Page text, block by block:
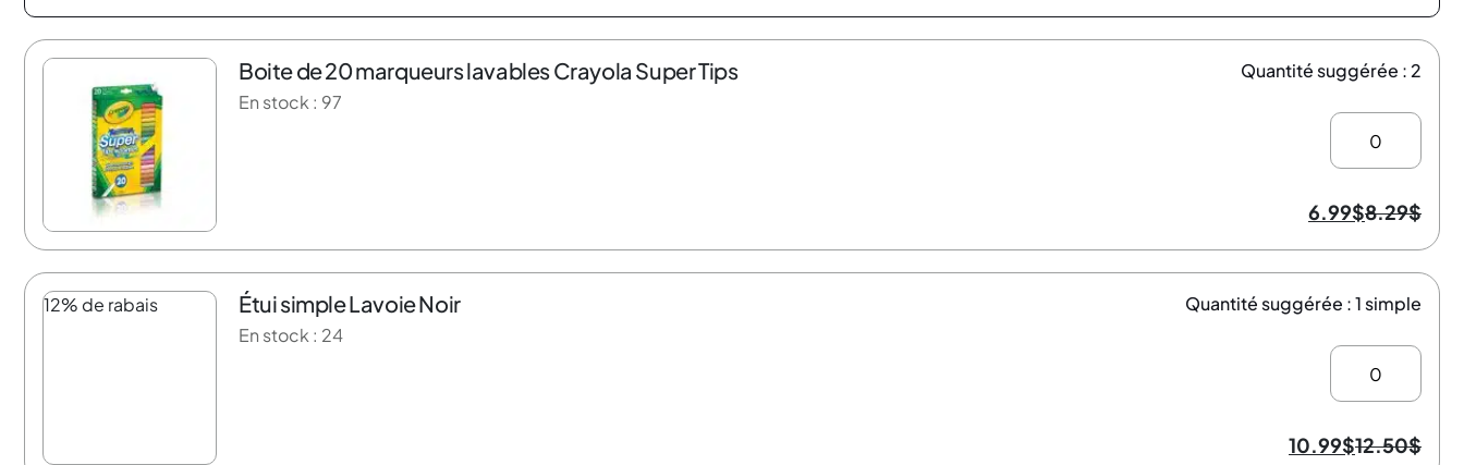
16% de rabais Boite de 20 marqueurs lavables Crayola Super Tips
En stock : 97
Quantité suggérée : 2
6.99$8.29$
12% de rabais Étui simple Lavoie Noir
En stock : 24
Quantité suggérée : 1 simple
10.99$12.50$